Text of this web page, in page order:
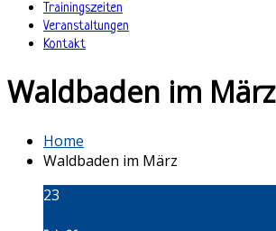
Trainingszeiten
Veranstaltungen
Kontakt
Waldbaden im März
Home
Waldbaden im März
23